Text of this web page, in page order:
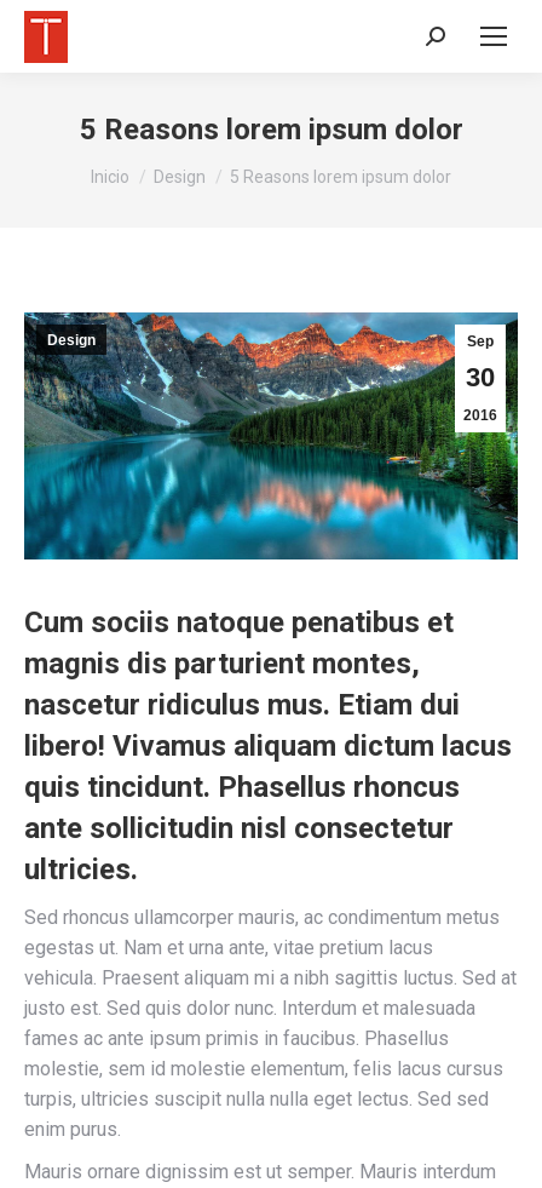
Buscar:
5 Reasons lorem ipsum dolor
Estás aquí:
Inicio Design 5 Reasons lorem ipsum dolor
Sep
30
2016
Design
Cum sociis natoque penatibus et
magnis dis parturient montes,
nascetur ridiculus mus. Etiam dui
libero! Vivamus aliquam dictum lacus
quis tincidunt. Phasellus rhoncus
ante sollicitudin nisl consectetur
ultricies.
Sed rhoncus ullamcorper mauris, ac condimentum metus
egestas ut. Nam et urna ante, vitae pretium lacus
vehicula. Praesent aliquam mi a nibh sagittis luctus. Sed at
justo est. Sed quis dolor nunc. Interdum et malesuada
fames ac ante ipsum primis in faucibus. Phasellus
molestie, sem id molestie elementum, felis lacus cursus
turpis, ultricies suscipit nulla nulla eget lectus. Sed sed
enim purus.
Mauris ornare dignissim est ut semper. Mauris interdum